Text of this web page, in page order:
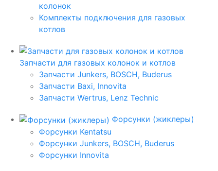
колонок
Комплекты подключения для газовых
котлов
Запчасти для газовых колонок и котлов
Запчасти Junkers, BOSCH, Buderus
Запчасти Baxi, Innovita
Запчасти Wertrus, Lenz Technic
Форсунки (жиклеры)
Форсунки Kentatsu
Форсунки Junkers, BOSCH, Buderus
Форсунки Innovita